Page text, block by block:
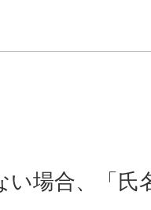
い場合、「氏